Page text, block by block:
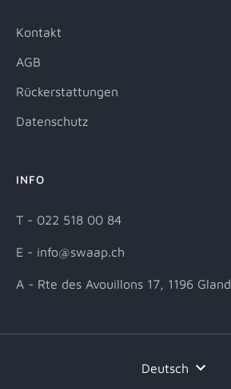
Kontakt
AGB
Rückerstattungen
Datenschutz
INFO
T - 022 518 00 84
E - info@swaap.ch
A - Rte des Avouillons 17, 1196 Gland
Deutsch